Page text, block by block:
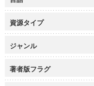
資源タイプ
ジャンル
著者版フラグ